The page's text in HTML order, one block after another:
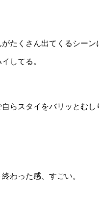
たくさん出てくるシー
してる。
らスタイをバリッとむし
わった感、すごい。